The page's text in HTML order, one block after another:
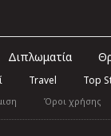
Διπλωματία
Travel Top
Όροι χρήσης